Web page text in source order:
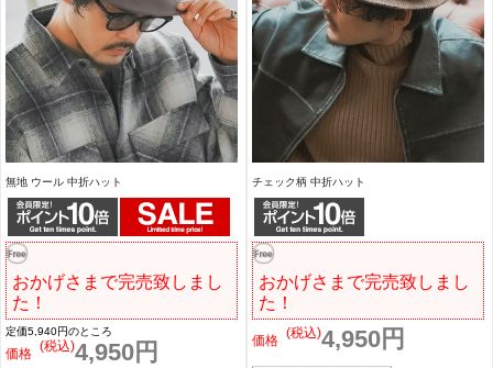
無地 ウール 中折ハット
おかげさまで完売致しまし
た！
定価5,940円のところ
価格 4,950円
(税込)
チェック柄 中折ハット
おかげさまで完売致しまし
た！
価格 4,950円
(税込)